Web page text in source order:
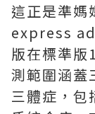
這正是準
express
版在標準版
測範圍涵蓋
三體症，